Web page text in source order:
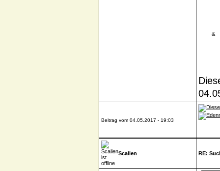
&
Beitrag vom 04.05.2017 - 19:03
Scallen RE: